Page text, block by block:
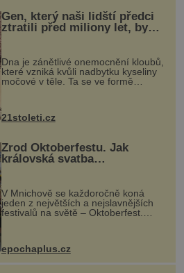
Gen, který naši lidští předci
ztratili před miliony let, by
mohl pomoci s léčbou
„nemoci králů“
Dna je zánětlivé onemocnění kloubů,
které vzniká kvůli nadbytku kyseliny
močové v těle. Ta se ve formě
nohou, a způsobuje bole...
21stoleti.cz
Zrod Oktoberfestu. Jak
královská svatba
odstartovala největší pivní
festival světa
V Mnichově se každoročně koná
jeden z největších a nejslavnějších
festivalů na světě – Oktoberfest.
návštěvníků, kteří si vychutnávají
kultur...
epochaplus.cz